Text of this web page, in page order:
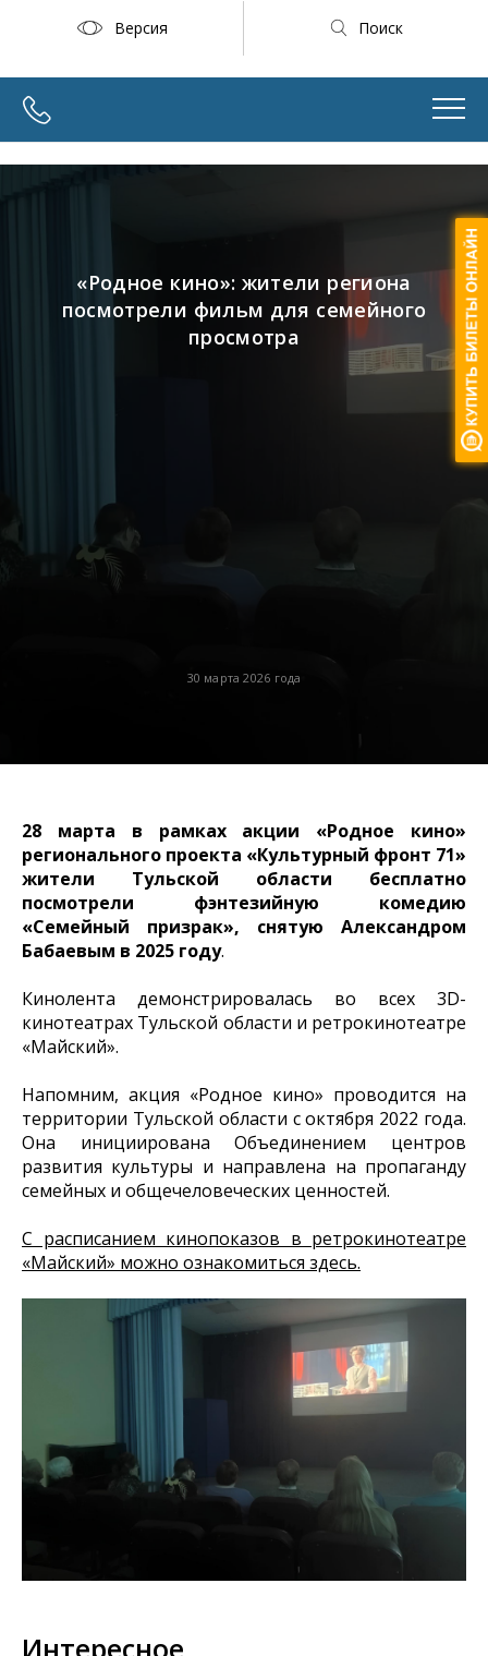
Версия Поиск
30 марта 2026 года
«Родное кино»: жители региона
посмотрели фильм для семейного
просмотра
28 марта в рамках акции «Родное кино»
регионального проекта «Культурный фронт 71»
жители Тульской области бесплатно
посмотрели фэнтезийную комедию
«Семейный призрак», снятую Александром
Бабаевым в 2025 году.
Кинолента демонстрировалась во всех 3D-
кинотеатрах Тульской области и ретрокинотеатре
«Майский».
Напомним, акция «Родное кино» проводится на
территории Тульской области с октября 2022 года.
Она инициирована Объединением центров
развития культуры и направлена на пропаганду
семейных и общечеловеческих ценностей.
С расписанием кинопоказов в ретрокинотеатре
«Майский» можно ознакомиться здесь.
Интересное